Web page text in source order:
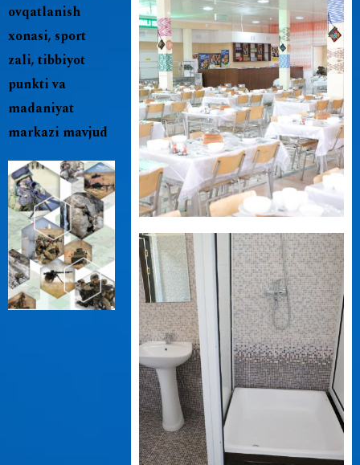
ovqatlanish
xonasi, sport
zali, tibbiyot
punkti va
madaniyat
markazi mavjud